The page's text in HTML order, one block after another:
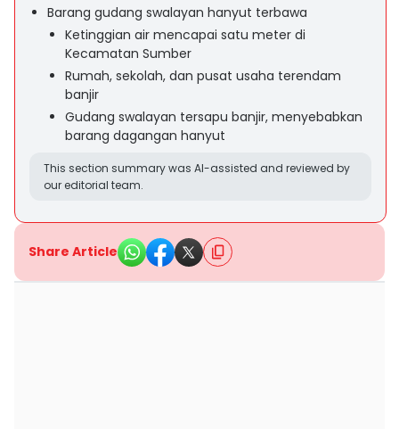
Barang gudang swalayan hanyut terbawa
Ketinggian air mencapai satu meter di
Kecamatan Sumber
Rumah, sekolah, dan pusat usaha terendam
banjir
Gudang swalayan tersapu banjir, menyebabkan
barang dagangan hanyut
This section summary was AI-assisted and reviewed by
our editorial team.
Share Article